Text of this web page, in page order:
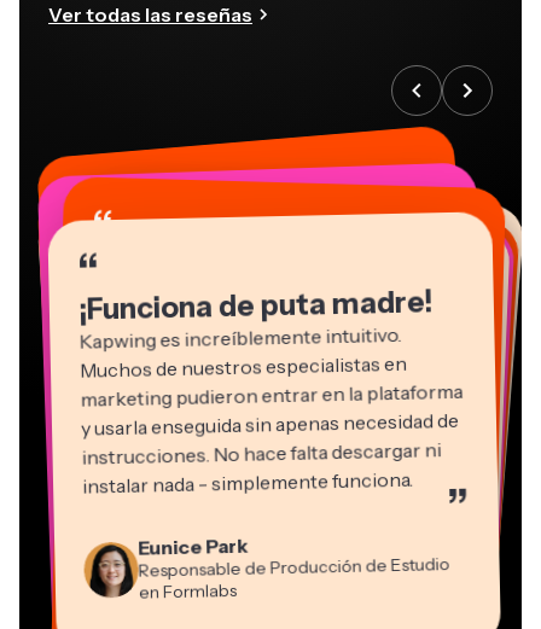
Ver todas las reseñas
“
¡Funciona de puta madre!
Kapwing es increíblemente intuitivo.
Muchos de nuestros especialistas en
marketing pudieron entrar en la plataforma
y usarla enseguida sin apenas necesidad de
instrucciones. No hace falta descargar ni
instalar nada - simplemente funciona. ”
Eunice Park
Responsable de Producción de Estudio
en Formlabs
“
“
Grant Taleck
Panos Papagapiou
Socio Director en EPATHLON
“
Kerry-lee Farla
Youtuber
Gracie Peng
Director de Contenidos
“
Martin James
Heidi Rae
Educación
“
Natasha Ball
Consultor
“
Mitch Rawlings
“
Dina Segovia
Trabajador freelance virtual